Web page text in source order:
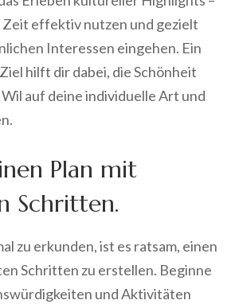
Zeit effektiv nutzen und gezielt
Interessen eingehen. Ein
hilft dir dabei, die Schönheit
auf deine individuelle Art und
Plan mit
Schritten.
zu erkunden, ist es ratsam, einen
Schritten zu erstellen. Beginne
und Aktivitäten